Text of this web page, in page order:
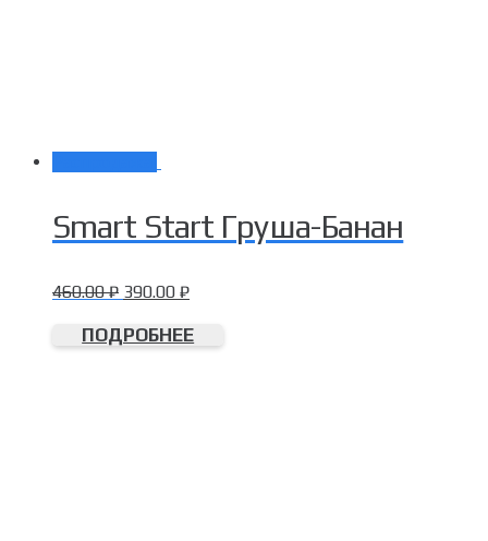
Smart Start Груша-Банан
460.00₽ 390.00 ₽
ПОДРОБНЕЕ